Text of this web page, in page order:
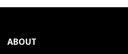
ABOUT